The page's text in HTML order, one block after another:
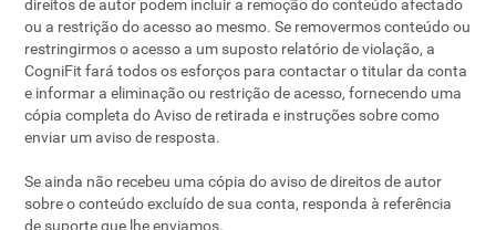
direitos de autor podem incluir a remoção do conteúdo afectado
ou a restrição do acesso ao mesmo. Se removermos conteúdo ou
restringirmos o acesso a um suposto relatório de violação, a
CogniFit fará todos os esforços para contactar o titular da conta
e informar a eliminação ou restrição de acesso, fornecendo uma
cópia completa do Aviso de retirada e instruções sobre como
enviar um aviso de resposta.
Se ainda não recebeu uma cópia do aviso de direitos de autor
sobre o conteúdo excluído de sua conta, responda à referência
de suporte que lhe enviamos.